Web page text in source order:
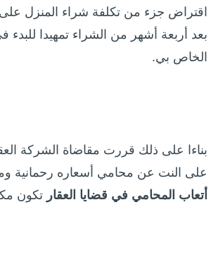
اقتراض جزء من تكلفة شراء المنزل
بعد أربعة أشهر من الشراء تمهيدا للبدء
الخاص بي.
بناءا على ذلك قررت مقاضاة الشركة
على النت عن محامي أسعاره رحمانية
أتعاب المحامي في قضايا العقار تكون